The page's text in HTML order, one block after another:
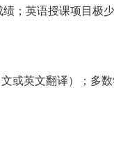
；英语授课项目极
或英文翻译）；多